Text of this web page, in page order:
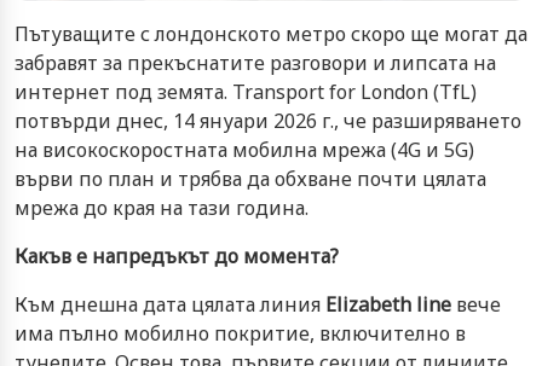
Пътуващите с лондонското метро скоро ще могат да
забравят за прекъснатите разговори и липсата на
интернет под земята. Transport for London (TfL)
потвърди днес, 14 януари 2026 г., че разширяването
на високоскоростната мобилна мрежа (4G и 5G)
върви по план и трябва да обхване почти цялата
мрежа до края на тази година.
Какъв е напредъкът до момента?
Към днешна дата цялата линия Elizabeth line вече
има пълно мобилно покритие, включително в